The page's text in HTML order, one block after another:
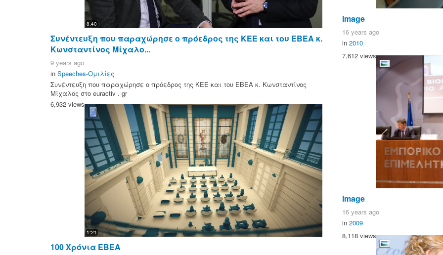
8:40
Συνέντευξη που παραχώρησε ο πρόεδρος της ΚΕΕ και του ΕΒΕΑ κ.
Κωνσταντίνος Μίχαλο...
9 years ago
in Speeches-Ομιλίες
Συνέντευξη που παραχώρησε ο πρόεδρος της ΚΕΕ και του ΕΒΕΑ κ. Κωνσταντίνος
Μίχαλος στο euractiv . gr
6,932 views
1:21
100 Χρόνια ΕΒΕΑ
Image
16 years ago
in 2010
7,612 views
Image
16 years ago
in 2009
8,118 views